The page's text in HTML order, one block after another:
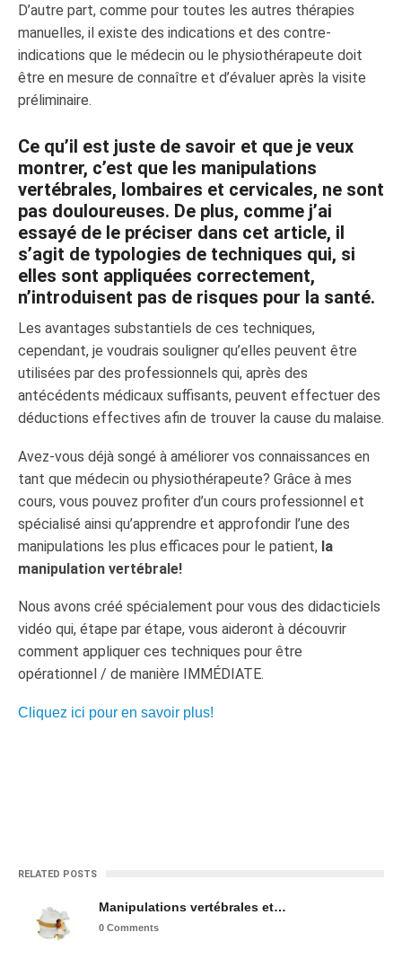
D’autre part, comme pour toutes les autres thérapies
manuelles, il existe des indications et des contre-
indications que le médecin ou le physiothérapeute doit
être en mesure de connaître et d’évaluer après la visite
préliminaire.
Ce qu’il est juste de savoir et que je veux
montrer, c’est que les manipulations
vertébrales, lombaires et cervicales, ne sont
pas douloureuses. De plus, comme j’ai
essayé de le préciser dans cet article, il
s’agit de typologies de techniques qui, si
elles sont appliquées correctement,
n’introduisent pas de risques pour la santé.
Les avantages substantiels de ces techniques,
cependant, je voudrais souligner qu’elles peuvent être
utilisées par des professionnels qui, après des
antécédents médicaux suffisants, peuvent effectuer des
déductions effectives afin de trouver la cause du malaise.
Avez-vous déjà songé à améliorer vos connaissances en
tant que médecin ou physiothérapeute? Grâce à mes
cours, vous pouvez profiter d’un cours professionnel et
spécialisé ainsi qu’apprendre et approfondir l’une des
manipulations les plus efficaces pour le patient, la
manipulation vertébrale!
Nous avons créé spécialement pour vous des didacticiels
vidéo qui, étape par étape, vous aideront à découvrir
comment appliquer ces techniques pour être
opérationnel / de manière IMMÉDIATE.
Cliquez ici pour en savoir plus!
RELATED POSTS
Manipulations vertébrales et…
0 Comments